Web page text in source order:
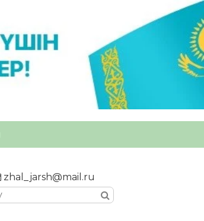
zhal_jarsh@mail.ru